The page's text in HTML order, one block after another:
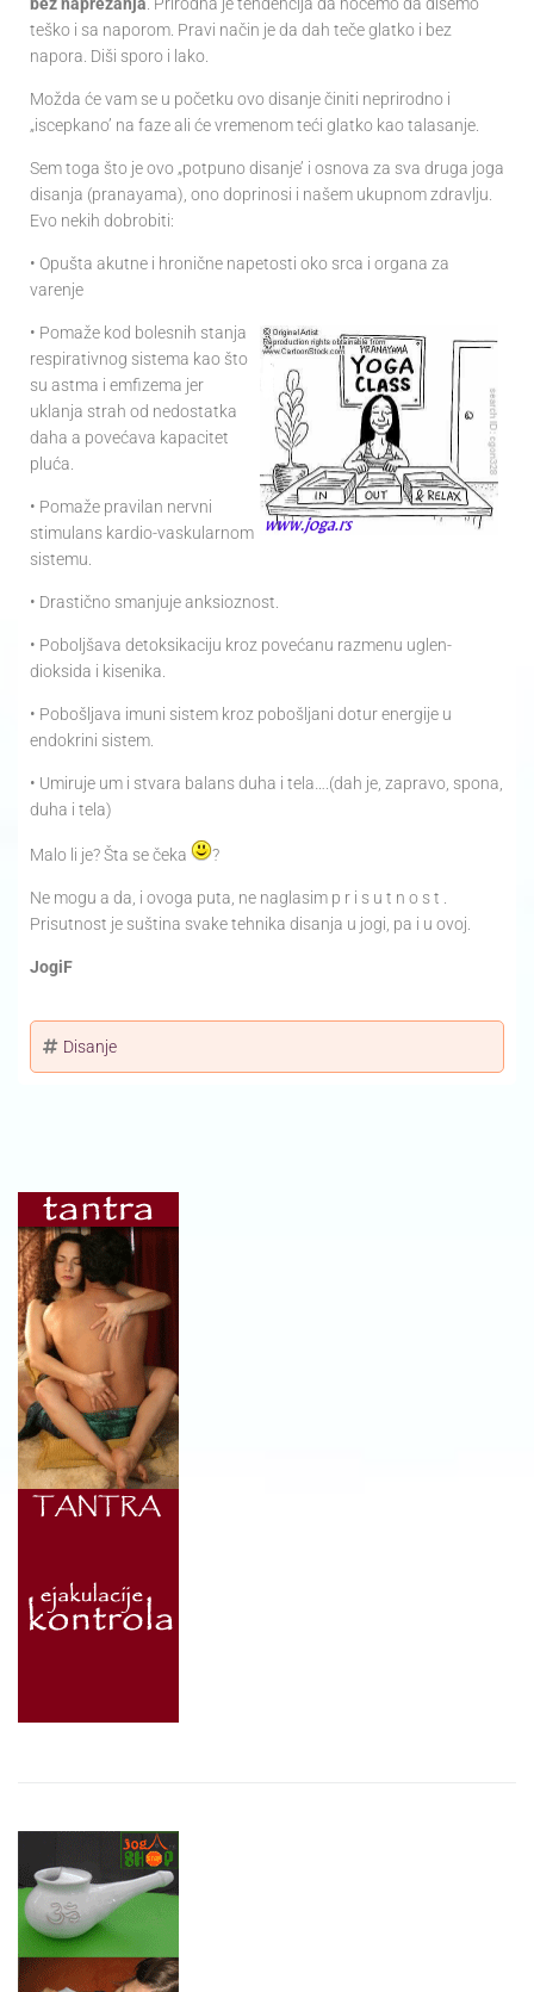
teško i sa naporom. Pravi način je da dah teče glatko i bez
napora. Diši sporo i lako.
Možda će vam se u početku ovo disanje činiti neprirodno i
„iscepkano’ na faze ali će vremenom teći glatko kao talasanje.
Sem toga što je ovo „potpuno disanje’ i osnova za sva druga joga
disanja (pranayama), ono doprinosi i našem ukupnom zdravlju.
Evo nekih dobrobiti:
• Opušta akutne i hronične napetosti oko srca i organa za
varenje
• Pomaže kod bolesnih stanja
respirativnog sistema kao što
su astma i emfizema jer
uklanja strah od nedostatka
daha a povećava kapacitet
pluća.
• Pomaže pravilan nervni
stimulans kardio-vaskularnom
sistemu.
• Drastično smanjuje anksioznost.
• Poboljšava detoksikaciju kroz povećanu razmenu uglen-
dioksida i kisenika.
• Pobošljava imuni sistem kroz pobošljani dotur energije u
endokrini sistem.
• Umiruje um i stvara balans duha i tela….(dah je, zapravo, spona,
duha i tela)
Malo li je? Šta se čeka ?
Ne mogu a da, i ovoga puta, ne naglasim p r i s u t n o s t .
Prisutnost je suština svake tehnika disanja u jogi, pa i u ovoj.
JogiF
Disanje